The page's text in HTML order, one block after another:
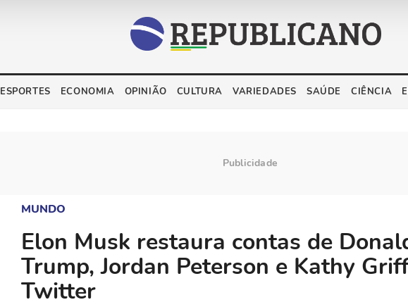
ESPORTES ECONOMIA OPINIÃO CULTURA VARIEDADES SAÚDE CIÊNCIA
MUNDO
Elon Musk restaura contas de
Trump, Jordan Peterson e Kathy
Twitter